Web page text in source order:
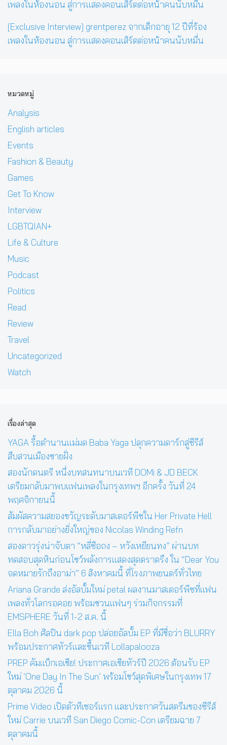
[Exclusive Interview] grentperez จากเด็กอายุ 12 ปีที่ร้อง
เพลงในห้องนอน สู่การแสดงคอนเสิร์ตต่อหน้าคนนับหมื่น
หมวดหมู่
Analysis
English articles
Events
Fashion & Beauty
Games
Get To Know
Interview
LGBTQIAN+
Life & Culture
Music
Podcast
Politics
Read
Review
Travel
Uncategorized
Watch
เรื่องล่าสุด
YAGA รื้อตำนานแม่มด Baba Yaga ปลุกความดาร์กสู่ซีรีส์
สืบสวนเมืองชายฝั่ง
สองนักดนตรี หนึ่งบทสนทนาบนเวที DOMi & JD BECK
เตรียมกลับมาพบแฟนเพลงในกรุงเทพฯ อีกครั้ง วันที่ 24
พฤศจิกายนนี้
สัมผัสความสยองขวัญระดับมาสเตอร์พีซใน Her Private Hell
การกลับมาอย่างยิ่งใหญ่ของ Nicolas Winding Refn
สองดาวรุ่งน่าจับตา “หลี่ซือถง – หวังเหยียนทง” ผ่านบท
ทดสอบสุดหินก่อนโชว์พลังการแสดงสุดตราตรึง ใน “Dear You
จดหมายรักถึงอาม่า” 6 สิงหาคมนี้ ที่โรงภาพยนตร์ทั่วไทย
Ariana Grande ส่งอัลบั้มใหม่ petal ผลงานมาสเตอร์พีซที่แฟน
เพลงทั่วโลกรอคอย พร้อมชวนแฟนๆ ร่วมกิจกรรมที่
EMSPHERE วันที่ 1-2 ส.ค. นี้
Ella Boh ศิลปิน dark pop ปล่อยอัลบั้ม EP ที่มีชื่อว่า BLURRY
พร้อมประกาศทัวร์และขึ้นเวที Lollapalooza
PREP คัมแบ็กเอเชีย! ประกาศเอเชียทัวร์ปี 2026 ต้อนรับ EP
ใหม่ ‘One Day In The Sun’ พร้อมโชว์สุดพิเศษในกรุงเทพ 17
ตุลาคม 2026 นี้
Prime Video เปิดตัวทีเซอร์แรก และประกาศวันสตรีมของซีรีส์
ใหม่ Carrie บนเวที San Diego Comic-Con เตรียมฉาย 7
ตุลาคมนี้